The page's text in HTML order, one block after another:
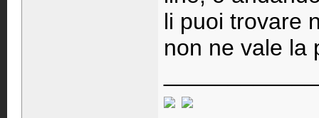
li puoi trovare
non ne vale la